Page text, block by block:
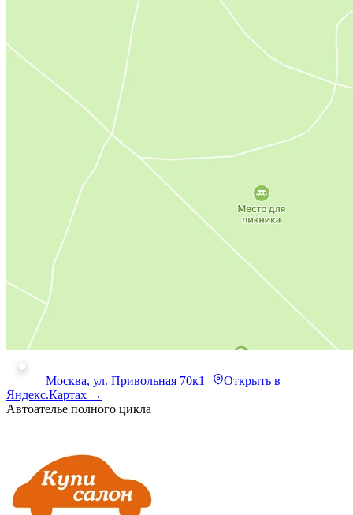
Москва, ул. Привольная 70к1
Открыть в
Яндекс.Картах →
Автоателье полного цикла